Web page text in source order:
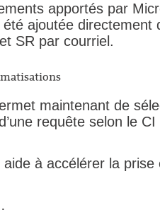
apportés par
ajoutée directement
SR par courriel.
maintenant de
requête selon le
à accélérer la